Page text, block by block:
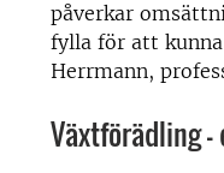
påverkar
fylla för att
Herrmann,
Växtförädling